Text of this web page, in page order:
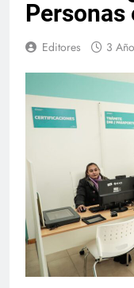
Personas
Editores 3